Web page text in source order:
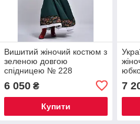
Вишитий жіночий костюм з
зеленою довгою
спідницею № 228
6 050₴
Купити
7